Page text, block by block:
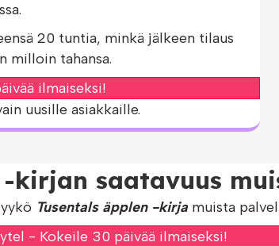
20 tuntia, minkä jälkeen tilaus
milloin tahansa.
ilmaiseksi!
uusille asiakkaille.
kirjan saatavuus
Tusentals äpplen -kirja muista
- Kokeile 30 päivää ilmaiseksi!